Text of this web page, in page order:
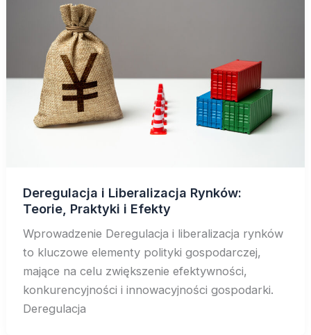
Deregulacja i Liberalizacja Rynków:
Teorie, Praktyki i Efekty
Wprowadzenie Deregulacja i liberalizacja rynków
to kluczowe elementy polityki gospodarczej,
mające na celu zwiększenie efektywności,
konkurencyjności i innowacyjności gospodarki.
Deregulacja